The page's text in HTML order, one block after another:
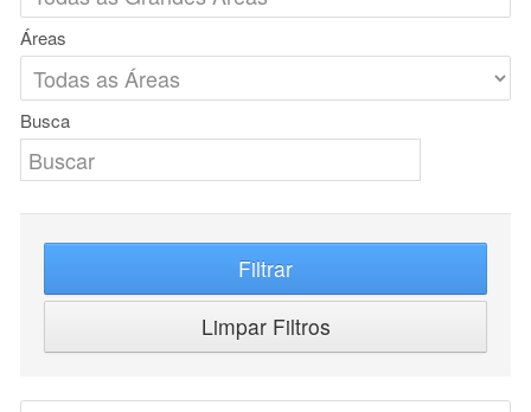
Áreas
Busca
Filtrar
Limpar Filtros